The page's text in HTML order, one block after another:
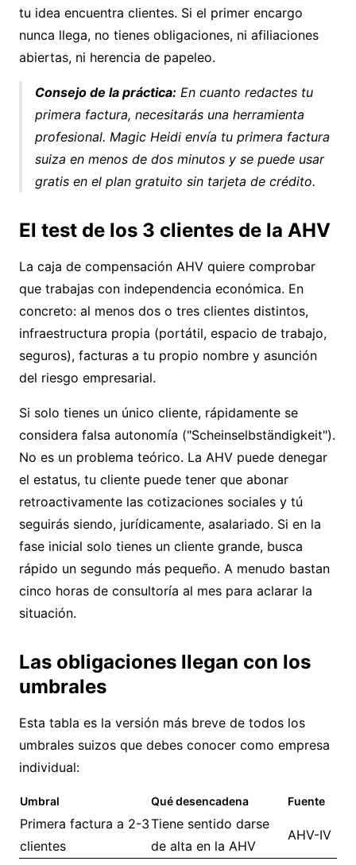
tu idea encuentra clientes. Si el primer encargo
nunca llega, no tienes obligaciones, ni afiliaciones
abiertas, ni herencia de papeleo.
Consejo de la práctica: En cuanto redactes tu
primera factura, necesitarás una herramienta
profesional. Magic Heidi envía tu primera factura
suiza en menos de dos minutos y se puede usar
gratis en el plan gratuito sin tarjeta de crédito.
El test de los 3 clientes de la AHV
La caja de compensación AHV quiere comprobar
que trabajas con independencia económica. En
concreto: al menos dos o tres clientes distintos,
infraestructura propia (portátil, espacio de trabajo,
seguros), facturas a tu propio nombre y asunción
del riesgo empresarial.
Si solo tienes un único cliente, rápidamente se
considera falsa autonomía ("Scheinselbständigkeit").
No es un problema teórico. La AHV puede denegar
el estatus, tu cliente puede tener que abonar
retroactivamente las cotizaciones sociales y tú
seguirás siendo, jurídicamente, asalariado. Si en la
fase inicial solo tienes un cliente grande, busca
rápido un segundo más pequeño. A menudo bastan
cinco horas de consultoría al mes para aclarar la
situación.
Las obligaciones llegan con los
umbrales
Esta tabla es la versión más breve de todos los
umbrales suizos que debes conocer como empresa
individual:
Umbral Qué desencadena Fuente
Primera factura a 2-3
clientes
Tiene sentido darse
de alta en la AHV
AHV-IV